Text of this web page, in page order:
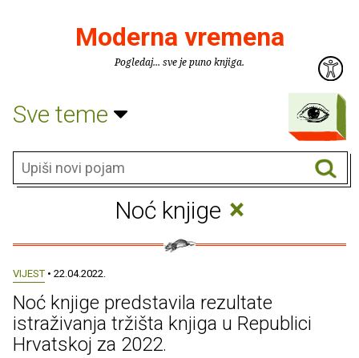
Moderna vremena
Pogledaj... sve je puno knjiga.
Sve teme
Noć knjige ×
VIJEST • 22.04.2022.
Noć knjige predstavila rezultate
istraživanja tržišta knjiga u Republici
Hrvatskoj za 2022.